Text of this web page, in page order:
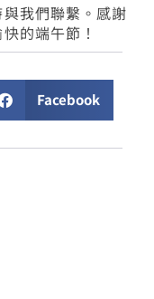
我們聯繫。感謝
的端午節！
Facebook